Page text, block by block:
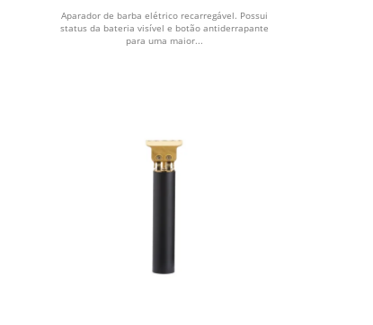
Aparador de barba elétrico recarregável. Possui
status da bateria visível e botão antiderrapante
para uma maior...